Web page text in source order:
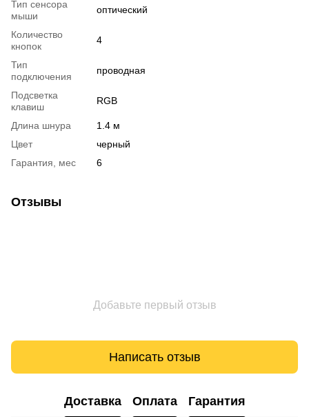
Тип сенсора
мыши
оптический
Количество
кнопок
4
Тип
подключения
проводная
Подсветка
клавиш
RGB
Длина шнура
1.4 м
Цвет
черный
Гарантия, мес
6
Отзывы
Добавьте первый отзыв
Написать отзыв
Доставка Оплата Гарантия